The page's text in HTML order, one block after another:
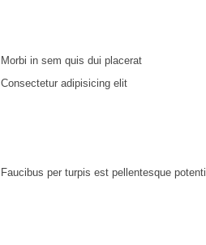
Morbi in sem quis dui placerat
Consectetur adipisicing elit
Faucibus per turpis est pellentesque potenti